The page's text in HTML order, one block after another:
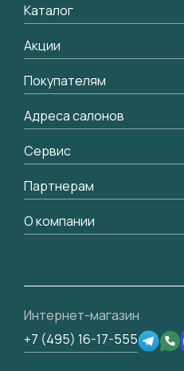
Каталог
Межкомнатные двери
Межкомнатные перегородки
Алюминиевые двери
Стеновые панели
Погонаж
Накладки на дверь
Акции
Акции компании
Покупателям
Доставка
Обмен и возврат
Гарантия
Вопрос-ответ
Техническая информация
Юридическая информация
Адреса салонов
Сервис
Вызов замерщика
Монтаж
Подготовка проемов
Партнерам
Дизайнерам / архитекторам
О компании
Сертификаты
Производство
Интернет-магазин
+7 (495) 16-17-555